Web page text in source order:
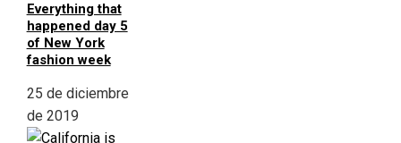
Everything that
happened day 5
of New York
fashion week
25 de diciembre
de 2019